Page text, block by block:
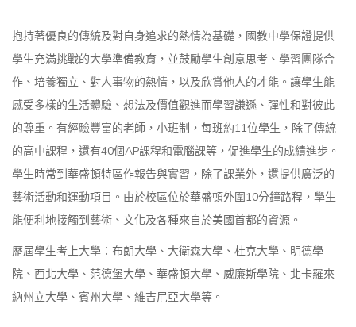
抱持著優良的傳統及對自身追求的熱情為基礎，國教中學保證提供
學生充滿挑戰的大學準備教育，並鼓勵學生創意思考、學習團隊合
作、培養獨立、對人事物的熱情，以及欣賞他人的才能。讓學生能
感受多樣的生活體驗、想法及價值觀進而學習謙遜、彈性和對彼此
的尊重。有經驗豐富的老師，小班制，每班約11位學生，除了傳統
的高中課程，還有40個AP課程和電腦課等，促進學生的成績進步。
學生時常到華盛頓特區作報告與實習，除了課業外，還提供廣泛的
藝術活動和運動項目。由於校區位於華盛頓外圍10分鐘路程，學生
能便利地接觸到藝術、文化及各種來自於美國首都的資源。
歷屆學生考上大學：布朗大學、大衛森大學、杜克大學、明德學
院、西北大學、范德堡大學、華盛頓大學、威廉斯學院、北卡羅來
納州立大學、賓州大學、維吉尼亞大學等。